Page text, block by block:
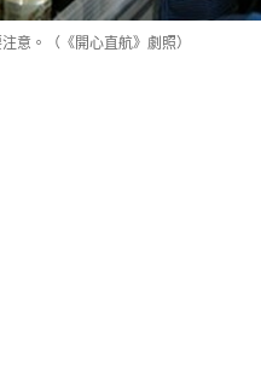
意。（《開心直航》劇照）